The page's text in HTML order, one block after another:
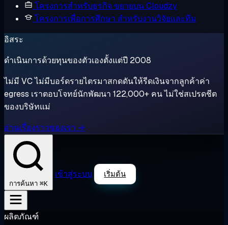
โครงการสำหรับธุรกิจ ขยายบน Cloudzy
โครงการเพื่อการศึกษา สำหรับงานวิจัยและทีม
อิสระ
ดำเนินการด้วยทุนของตัวเองตั้งแต่ปี 2008
ไม่มี VC ไม่มีบอร์ดรายไตรมาสกดดันให้รีดเงินจากลูกค้าค่า
egress เราตอบโจทย์นักพัฒนา 122,000+ คน ไม่ใช่สเปรดชีต
ของบริษัทแม่
อ่านเรื่องราวของเรา →
การค้นหา ⌘K
เข้าสู่ระบบ เริ่มต้น
ผลิตภัณฑ์